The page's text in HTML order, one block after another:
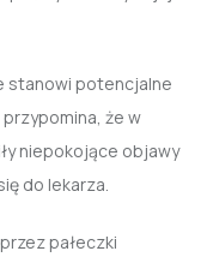
stanowi potencjalne
przypomina, że w
niepokojące objawy
do lekarza.
pałeczki